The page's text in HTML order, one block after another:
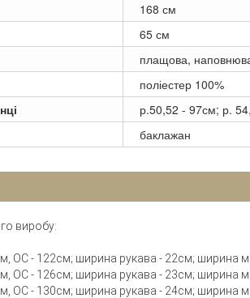
168 см
65 см
плащова,
поліестер 100%
р.50,52 - 97см; р.
баклажан
виробу:
ОС - 122см; ширина рукава - 22см; ширина
ОС - 126см; ширина рукава - 23см; ширина
ОС - 130см; ширина рукава - 24см; ширина